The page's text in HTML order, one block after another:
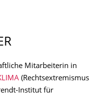
Mitarbeiterin in
(Rechtsextremismus
Institut für